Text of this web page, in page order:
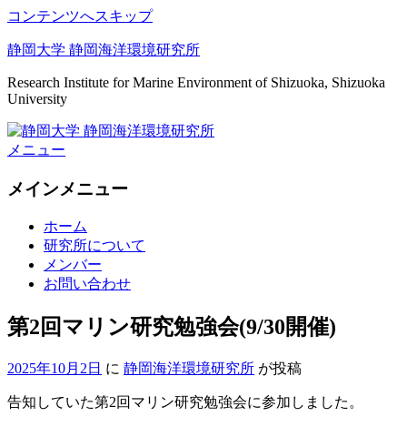
コンテンツへスキップ
静岡大学 静岡海洋環境研究所
Research Institute for Marine Environment of Shizuoka, Shizuoka
University
メニュー
メインメニュー
ホーム
研究所について
メンバー
お問い合わせ
第2回マリン研究勉強会(9/30開催)
2025年10月2日 に 静岡海洋環境研究所 が投稿
告知していた第2回マリン研究勉強会に参加しました。